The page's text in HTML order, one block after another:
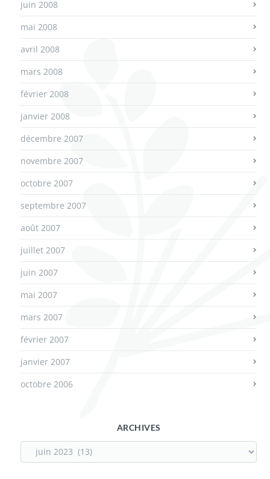
juin 2008
mai 2008
avril 2008
mars 2008
février 2008
janvier 2008
décembre 2007
novembre 2007
octobre 2007
septembre 2007
août 2007
juillet 2007
juin 2007
mai 2007
mars 2007
février 2007
janvier 2007
octobre 2006
ARCHIVES